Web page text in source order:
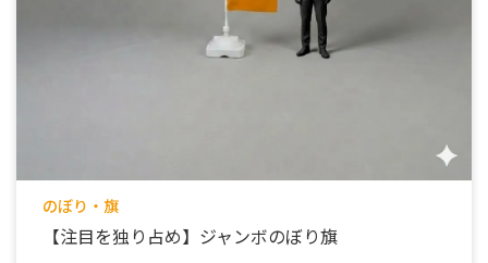
のぼり・旗
【注目を独り占め】ジャンボのぼり旗